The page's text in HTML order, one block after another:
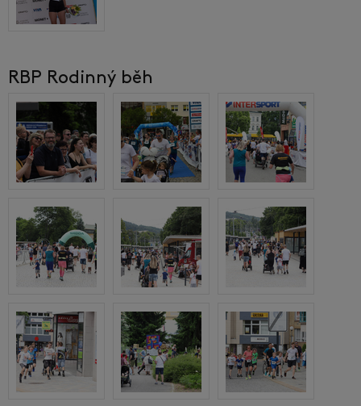
RBP Rodinný běh